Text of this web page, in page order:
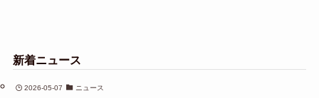
新着ニュース
2026-05-07 ニュース